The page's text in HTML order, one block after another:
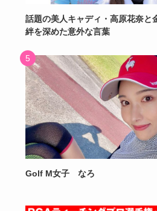
話題の美人キャディ・高原花奈と
絆を深めた意外な言葉
Golf M女子 なろ